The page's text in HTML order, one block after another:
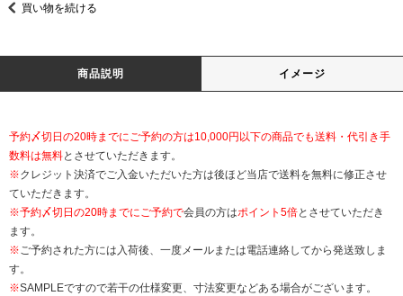
買い物を続ける
商品説明 イメージ
予約〆切日の20時までにご予約の方は10,000円以下の商品でも送料・代引き手
数料は無料とさせていただきます。
※クレジット決済でご入金いただいた方は後ほど当店で送料を無料に修正させ
ていただきます。
※予約〆切日の20時までにご予約で会員の方はポイント5倍とさせていただき
ます。
※ご予約された方には入荷後、一度メールまたは電話連絡してから発送致しま
す。
※SAMPLEですので若干の仕様変更、寸法変更などある場合がございます。